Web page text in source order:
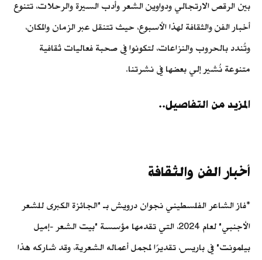
بين الرقص الارتجالي ودواوين الشعر وأدب السيرة والرحلات، تتنوع
أخبار الفن والثقافة لهذا الأسبوع، حيث تتنقل عبر الزمان والمكان،
وتُندد بالحروب والنزاعات، لتكونوا في صحبة فعاليات ثقافية
متنوعة نُشير إلي بعضها في نشرتنا.
المزيد من التفاصيل..
أخبار الفن والثقافة
*فاز الشاعر الفلسطيني نجوان درويش بـ "الجائزة الكبرى للشعر
الأجنبي" لعام 2024، التي تقدمها مؤسسة "بيت الشعر -إميل
بيلمونت" في باريس، تقديرًا لمجمل أعماله الشعرية، وقد شاركه هذا